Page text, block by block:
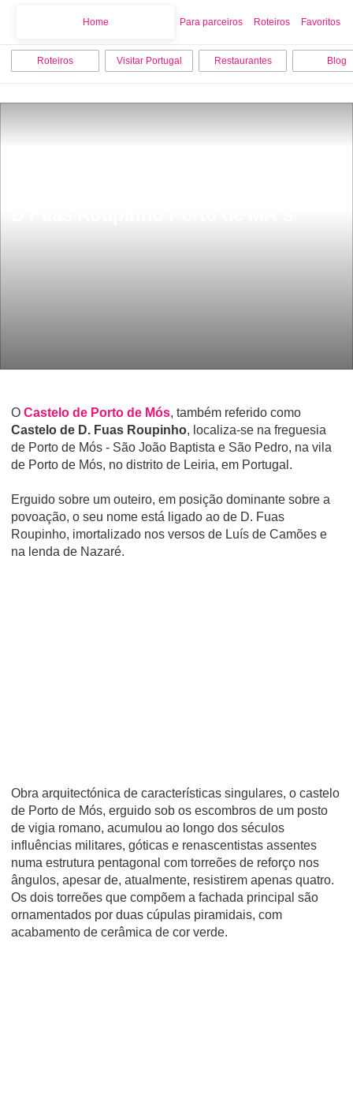
Home Para parceiros Roteiros Favoritos
Roteiros Visitar Portugal Restaurantes Blog
O Castelo de Porto de Mós, também referido como
Castelo de D. Fuas Roupinho, localiza-se na freguesia
de Porto de Mós - São João Baptista e São Pedro, na vila
de Porto de Mós, no distrito de Leiria, em Portugal.
Erguido sobre um outeiro, em posição dominante sobre a
povoação, o seu nome está ligado ao de D. Fuas
Roupinho, imortalizado nos versos de Luí­s de Camões e
na lenda de Nazaré.
Obra arquitectónica de características singulares, o castelo
de Porto de Mós, erguido sob os escombros de um posto
de vigia romano, acumulou ao longo dos séculos
influências militares, góticas e renascentistas assentes
numa estrutura pentagonal com torreões de reforço nos
ângulos, apesar de, atualmente, resistirem apenas quatro.
Os dois torreões que compõem a fachada principal são
ornamentados por duas cúpulas piramidais, com
acabamento de cerâmica de cor verde.